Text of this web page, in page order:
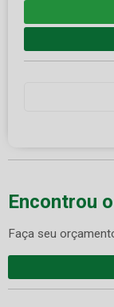
Encontrou
Faça seu